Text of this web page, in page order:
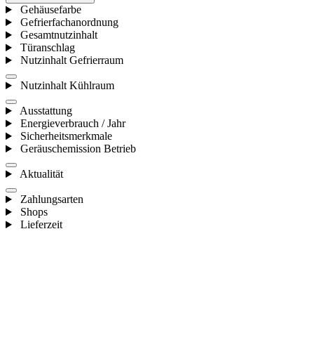
Gehäusefarbe
Gefrierfachanordnung
Gesamtnutzinhalt
Türanschlag
Nutzinhalt Gefrierraum
Nutzinhalt Kühlraum
Ausstattung
Energieverbrauch / Jahr
Sicherheitsmerkmale
Geräuschemission Betrieb
Aktualität
Zahlungsarten
Shops
Lieferzeit